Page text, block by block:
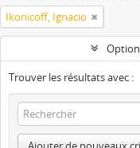
Ikonicoff, Ignacio
Trouver les résultats avec :